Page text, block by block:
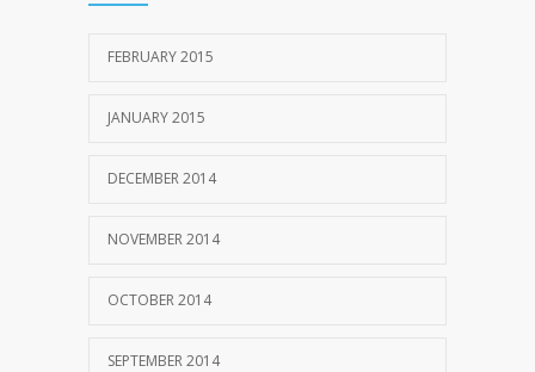
FEBRUARY 2015
JANUARY 2015
DECEMBER 2014
NOVEMBER 2014
OCTOBER 2014
SEPTEMBER 2014